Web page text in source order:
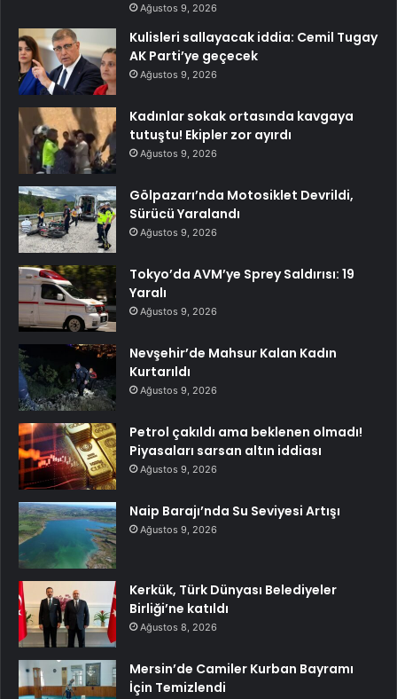
Ağustos 9, 2026
Kulisleri sallayacak iddia: Cemil Tugay
AK Parti’ye geçecek
Ağustos 9, 2026
Kadınlar sokak ortasında kavgaya
tutuştu! Ekipler zor ayırdı
Ağustos 9, 2026
Gölpazarı’nda Motosiklet Devrildi,
Sürücü Yaralandı
Ağustos 9, 2026
Tokyo’da AVM’ye Sprey Saldırısı: 19
Yaralı
Ağustos 9, 2026
Nevşehir’de Mahsur Kalan Kadın
Kurtarıldı
Ağustos 9, 2026
Petrol çakıldı ama beklenen olmadı!
Piyasaları sarsan altın iddiası
Ağustos 9, 2026
Naip Barajı’nda Su Seviyesi Artışı
Ağustos 9, 2026
Kerkük, Türk Dünyası Belediyeler
Birliği’ne katıldı
Ağustos 8, 2026
Mersin’de Camiler Kurban Bayramı
İçin Temizlendi